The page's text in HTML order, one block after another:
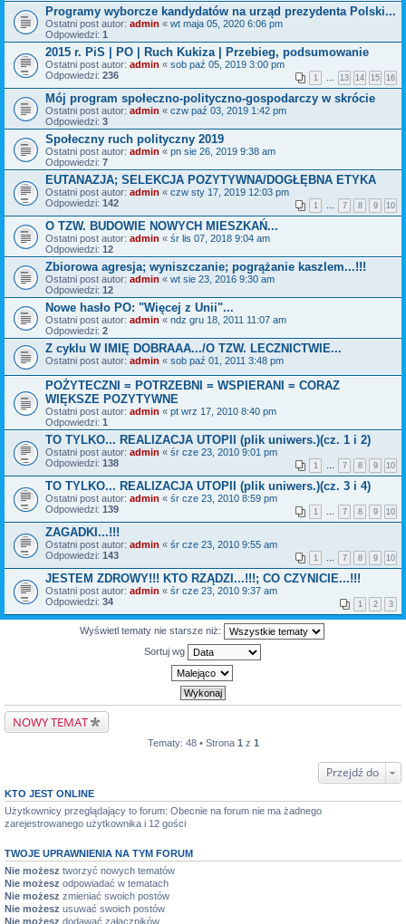
Programy wyborcze kandydatów na urząd prezydenta Polski...
Ostatni post autor: admin « wt maja 05, 2020 6:06 pm
Odpowiedzi: 1
2015 r. PiS | PO | Ruch Kukiza | Przebieg, podsumowanie
Ostatni post autor: admin « sob paź 05, 2019 3:00 pm
Odpowiedzi: 236 1 … 13 14 15 16
Mój program społeczno-polityczno-gospodarczy w skrócie
Ostatni post autor: admin « czw paź 03, 2019 1:42 pm
Odpowiedzi: 3
Społeczny ruch polityczny 2019
Ostatni post autor: admin « pn sie 26, 2019 9:38 am
Odpowiedzi: 7
EUTANAZJA; SELEKCJA POZYTYWNA/DOGŁĘBNA ETYKA
Ostatni post autor: admin « czw sty 17, 2019 12:03 pm
Odpowiedzi: 142 1 … 7 8 9 10
O TZW. BUDOWIE NOWYCH MIESZKAŃ...
Ostatni post autor: admin « śr lis 07, 2018 9:04 am
Odpowiedzi: 12
Zbiorowa agresja; wyniszczanie; pogrążanie kaszlem...!!!
Ostatni post autor: admin « wt sie 23, 2016 9:30 am
Odpowiedzi: 12
Nowe hasło PO: "Więcej z Unii"...
Ostatni post autor: admin « ndz gru 18, 2011 11:07 am
Odpowiedzi: 2
Z cyklu W IMIĘ DOBRAAA.../O TZW. LECZNICTWIE...
Ostatni post autor: admin « sob paź 01, 2011 3:48 pm
POŻYTECZNI = POTRZEBNI = WSPIERANI = CORAZ
WIĘKSZE POZYTYWNE
Ostatni post autor: admin « pt wrz 17, 2010 8:40 pm
Odpowiedzi: 1
TO TYLKO... REALIZACJA UTOPII (plik uniwers.)(cz. 1 i 2)
Ostatni post autor: admin « śr cze 23, 2010 9:01 pm
Odpowiedzi: 138 1 … 7 8 9 10
TO TYLKO... REALIZACJA UTOPII (plik uniwers.)(cz. 3 i 4)
Ostatni post autor: admin « śr cze 23, 2010 8:59 pm
Odpowiedzi: 139 1 … 7 8 9 10
ZAGADKI...!!!
Ostatni post autor: admin « śr cze 23, 2010 9:55 am
Odpowiedzi: 143 1 … 7 8 9 10
JESTEM ZDROWY!!! KTO RZĄDZI...!!!; CO CZYNICIE...!!!
Ostatni post autor: admin « śr cze 23, 2010 9:37 am
Odpowiedzi: 34 1 2 3
Wyświetl tematy nie starsze niż:
Sortuj wg
NOWY TEMAT
Tematy: 48 • Strona 1 z 1
Przejdź do
KTO JEST ONLINE
Użytkownicy przeglądający to forum: Obecnie na forum nie ma żadnego
zarejestrowanego użytkownika i 12 gości
TWOJE UPRAWNIENIA NA TYM FORUM
Nie możesz tworzyć nowych tematów
Nie możesz odpowiadać w tematach
Nie możesz zmieniać swoich postów
Nie możesz usuwać swoich postów
Nie możesz dodawać załączników